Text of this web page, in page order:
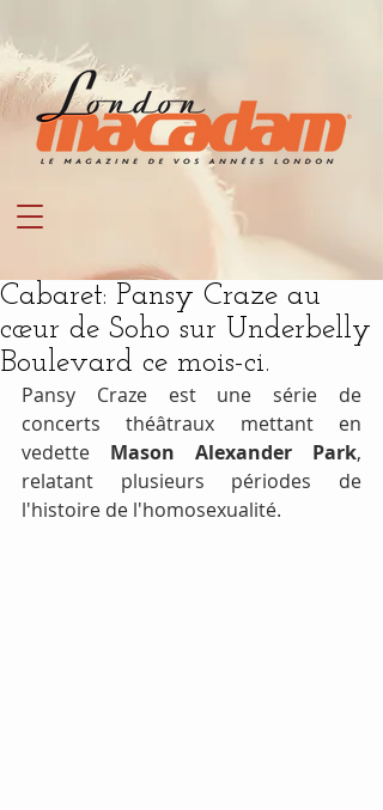
Cabaret: Pansy Craze au
cœur de Soho sur Underbelly
Boulevard ce mois-ci.
Pansy Craze est une série de
concerts théâtraux mettant en
vedette Mason Alexander Park,
relatant plusieurs périodes de
l'histoire de l'homosexualité.